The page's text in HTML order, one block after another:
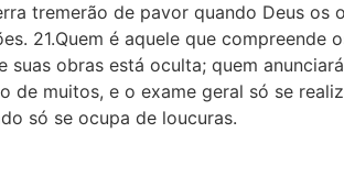
tremerão de pavor quando Deus os
21.Quem é aquele que compreende
obras está oculta; quem
de muitos, e o exame geral só se
só se ocupa de loucuras.